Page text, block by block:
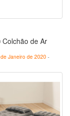
de Ar
Janeiro de 2020 -